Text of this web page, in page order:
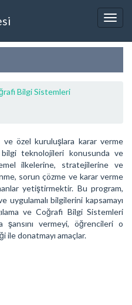
Bilgi Sistemleri
ve özel kuruluşlara karar verme
teknolojileri konusunda ve
ilkelerine, stratejilerine ve
sorun çözme ve karar verme
yetiştirmektir. Bu program,
uygulamalı bilgilerini kapsamayı
ve Coğrafi Bilgi Sistemleri
şansını vermeyi, öğrencileri o
ile donatmayı amaçlar.